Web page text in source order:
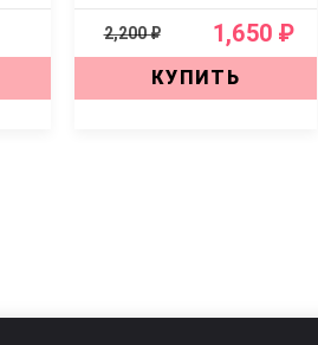
2,200 ₽ 1,650 ₽
КУПИТЬ